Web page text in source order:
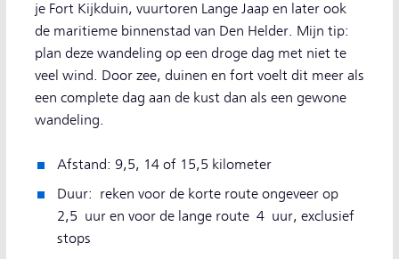
je Fort Kijkduin, vuurtoren Lange Jaap en later ook
de maritieme binnenstad van Den Helder. Mijn tip:
plan deze wandeling op een droge dag met niet te
veel wind. Door zee, duinen en fort voelt dit meer als
een complete dag aan de kust dan als een gewone
wandeling.
Afstand: 9,5, 14 of 15,5 kilometer
Duur: reken voor de korte route ongeveer op
2,5 uur en voor de lange route 4 uur, exclusief
stops